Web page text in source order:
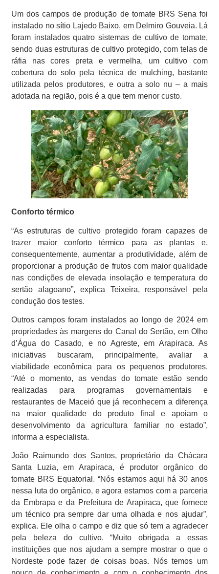
Um dos campos de produção de tomate BRS Sena foi
instalado no sítio Lajedo Baixo, em Delmiro Gouveia. Lá
foram instalados quatro sistemas de cultivo de tomate,
sendo duas estruturas de cultivo protegido, com telas de
ráfia nas cores preta e vermelha, um cultivo com
cobertura do solo pela técnica de mulching, bastante
utilizada pelos produtores, e outra a solo nu – a mais
adotada na região, pois é a que tem menor custo.
Conforto térmico
“As estruturas de cultivo protegido foram capazes de
trazer maior conforto térmico para as plantas e,
consequentemente, aumentar a produtividade, além de
proporcionar a produção de frutos com maior qualidade
nas condições de elevada insolação e temperatura do
sertão alagoano”, explica Teixeira, responsável pela
condução dos testes.
Outros campos foram instalados ao longo de 2024 em
propriedades às margens do Canal do Sertão, em Olho
d’Água do Casado, e no Agreste, em Arapiraca. As
iniciativas buscaram, principalmente, avaliar a
viabilidade econômica para os pequenos produtores.
“Até o momento, as vendas do tomate estão sendo
realizadas para programas governamentais e
restaurantes de Maceió que já reconhecem a diferença
na maior qualidade do produto final e apoiam o
desenvolvimento da agricultura familiar no estado”,
informa a especialista.
João Raimundo dos Santos, proprietário da Chácara
Santa Luzia, em Arapiraca, é produtor orgânico do
tomate BRS Equatorial. “Nós estamos aqui há 30 anos
nessa luta do orgânico, e agora estamos com a parceria
da Embrapa e da Prefeitura de Arapiraca, que fornece
um técnico pra sempre dar uma olhada e nos ajudar”,
explica. Ele olha o campo e diz que só tem a agradecer
pela beleza do cultivo. “Muito obrigada a essas
instituições que nos ajudam a sempre mostrar o que o
Nordeste pode fazer de coisas boas. Nós temos um